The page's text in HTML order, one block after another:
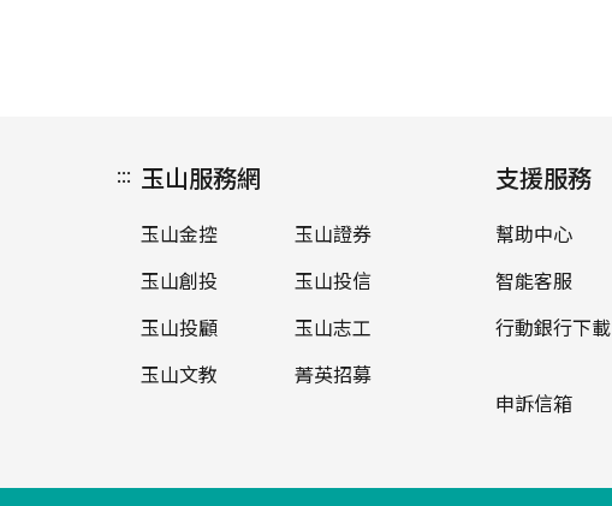
::: 玉山服務網
玉山金控
玉山證券
玉山創投
玉山投信
玉山投顧
玉山志工
玉山文教
菁英招募
支援服務
幫助中心
智能客服
行動銀行下載
申訴信箱